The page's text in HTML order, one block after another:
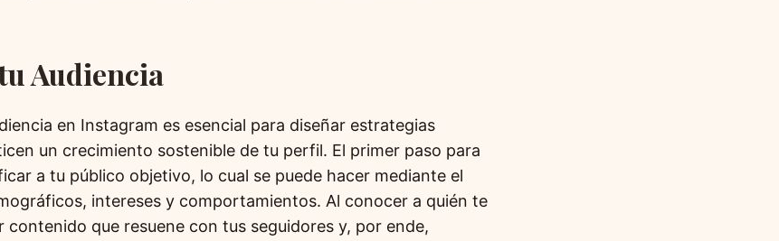
Audiencia
en Instagram es esencial para diseñar estrategias
un crecimiento sostenible de tu perfil. El primer paso para
a tu público objetivo, lo cual se puede hacer mediante el
intereses y comportamientos. Al conocer a quién te
contenido que resuene con tus seguidores y, por ende,